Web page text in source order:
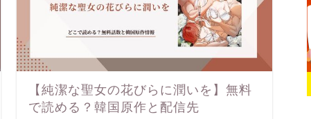
【純潔な聖女の花びらに潤いを】無料
で読める？韓国原作と配信先